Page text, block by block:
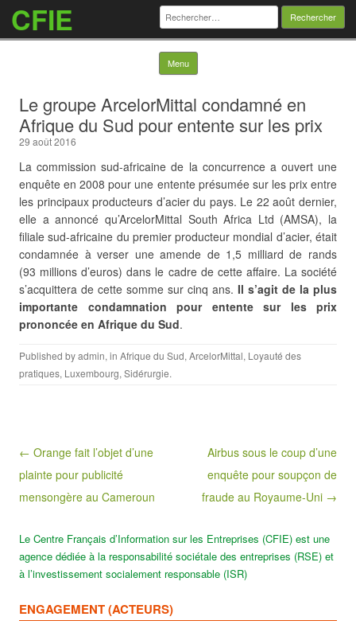
CFIE Rechercher :
Menu Skip to content
Le groupe ArcelorMittal condamné en
Afrique du Sud pour entente sur les prix
29 août 2016
La commission sud-africaine de la concurrence a ouvert une
enquête en 2008 pour une entente présumée sur les prix entre
les principaux producteurs d’acier du pays. Le 22 août dernier,
elle a annoncé qu’ArcelorMittal South Africa Ltd (AMSA), la
filiale sud-africaine du premier producteur mondial d’acier, était
condamnée à verser une amende de 1,5 milliard de rands
(93 millions d’euros) dans le cadre de cette affaire. La société
s’acquittera de cette somme sur cinq ans. Il s’agit de la plus
importante condamnation pour entente sur les prix
prononcée en Afrique du Sud.
Published byadmin, in Afrique du Sud, ArcelorMittal, Loyauté des
pratiques, Luxembourg, Sidérurgie.
Post navigation
← Orange fait l’objet d’une
plainte pour publicité
mensongère au Cameroun
Airbus sous le coup d’une
enquête pour soupçon de
fraude au Royaume-Uni →
Le Centre Français d’Information sur les Entreprises (CFIE) est une
agence dédiée à la responsabilité sociétale des entreprises (RSE) et
à l’investissement socialement responsable (ISR)
ENGAGEMENT (ACTEURS)